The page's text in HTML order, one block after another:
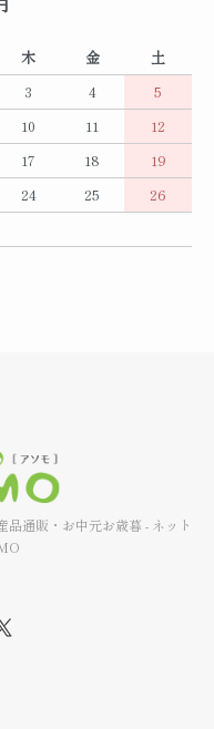
木 金
土
3 4
5
10 11
12
17 18
19
24 25
26
通販・お中元お歳暮 - ネット